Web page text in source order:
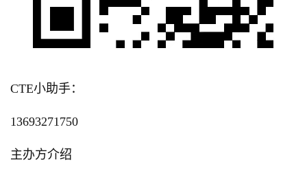
CTE小助手：
13693271750
主办方介绍